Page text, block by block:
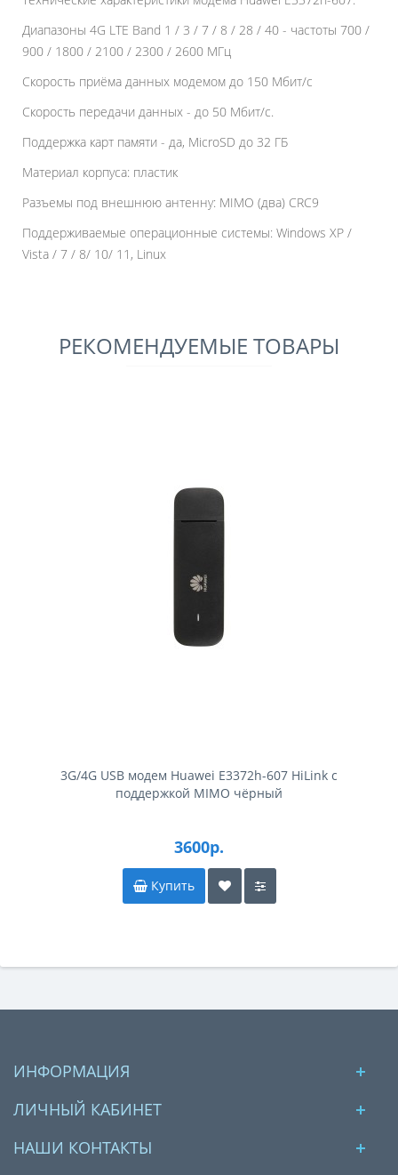
Диапазоны 4G LTE Band 1 / 3 / 7 / 8 / 28 / 40 - частоты 700 /
900 / 1800 / 2100 / 2300 / 2600 МГц
Скорость приёма данных модемом до 150 Мбит/с
Скорость передачи данных - до 50 Мбит/с.
Поддержка карт памяти - да, MicroSD до 32 ГБ
Материал корпуса: пластик
Разъемы под внешнюю антенну: MIMO (два) CRC9
Поддерживаемые операционные системы: Windows XP /
Vista / 7 / 8/ 10/ 11, Linux
РЕКОМЕНДУЕМЫЕ ТОВАРЫ
3G/4G USB модем Huawei E3372h-607 HiLink с
поддержкой MIMO чёрный
3600р.
Купить
ИНФОРМАЦИЯ
ЛИЧНЫЙ КАБИНЕТ
НАШИ КОНТАКТЫ